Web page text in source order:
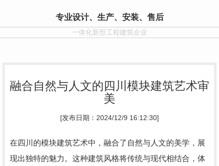
专业设计、生产、安装、售后
一体化新型工程建筑企业
融合自然与人文的四川模块建筑艺术审
美
[发布日期：2024/12/9 16:12:30]
在四川的模块建筑艺术中，融合了自然与人文的美学，展
现出独特的魅力。这种建筑风格将传统与现代相结合，体